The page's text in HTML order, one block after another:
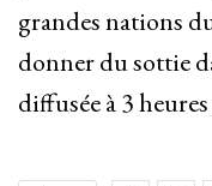
grandes nations
donner du sottie
diffusée à 3